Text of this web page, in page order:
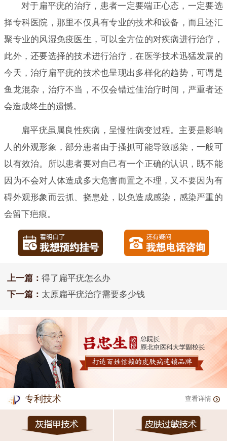
对于扁平疣的治疗，患者一定要端正心态，一定要选
择专科医院，那里不仅具有专业的技术和设备，而且还汇
聚专业的风湿免疫医生，可以全方位的对疾病进行治疗，
此外，还要选择的技术进行治疗，在医学技术迅猛发展的
今天，治疗扁平疣的技术也呈现出多样化的趋势，可谓是
鱼龙混杂，治疗不当，不仅会错过佳治疗时间，严重者还
会造成终生的遗憾。
扁平疣虽属良性疾病，呈慢性病变过程。主要是影响
人的外观形象，部分患者由于搔抓可能导致感染，一般可
以有效治。所以患者要对自己有一个正确的认识，既不能
因为不会对人体造成多大危害而置之不理，又不要因为有
碍外观形象而云抓、挠患处，以免造成感染，感染严重的
会留下疤痕。
上一篇： 得了扁平疣怎么办
下一篇： 太原扁平疣治疗需要多少钱
专利技术 查看详情